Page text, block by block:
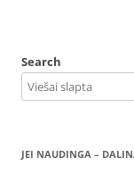
Search
JEI NAUDINGA –